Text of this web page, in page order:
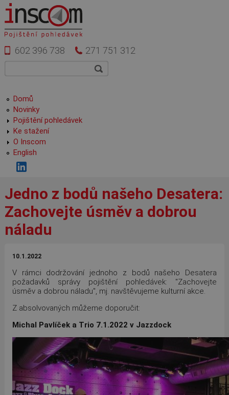
Přejít k hlavnímu obsahu
602 396 738 271 751 312
Hlavní menu
Domů
Novinky
Pojištění pohledávek
Ke stažení
O Inscom
English
Jedno z bodů našeho Desatera:
Zachovejte úsměv a dobrou
náladu
10.1.2022
V rámci dodržování jednoho z bodů našeho Desatera
požadavků správy pojištění pohledávek: "Zachovejte
úsměv a dobrou náladu", mj. navštěvujeme kulturní akce.
Z absolvovaných můžeme doporučit:
Michal Pavlíček a Trio 7.1.2022 v Jazzdock